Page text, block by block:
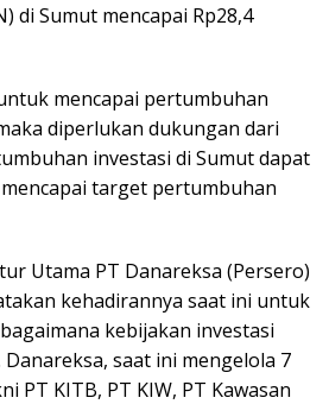
di Sumut mencapai Rp28,4
mencapai pertumbuhan
diperlukan dukungan dari
investasi di Sumut dapat
target pertumbuhan
Utama PT Danareksa (Persero)
kehadirannya saat ini untuk
kebijakan investasi
saat ini mengelola 7
PT KITB, PT KIW, PT Kawasan